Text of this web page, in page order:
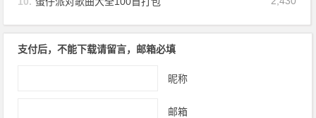
支付后，不能下载请留言，邮箱必填
昵称
邮箱